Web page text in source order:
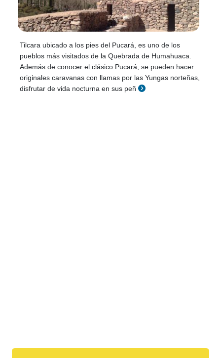
Tilcara ubicado a los pies del Pucará, es uno de los
pueblos más visitados de la Quebrada de Humahuaca.
Además de conocer el clásico Pucará, se pueden hacer
originales caravanas con llamas por las Yungas norteñas,
disfrutar de vida nocturna en sus peñ